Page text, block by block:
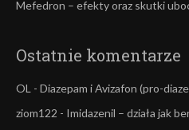
Mefedron – efekty oraz skutki
Ostatnie komentarze
OL - Diazepam i Avizafon (pro-
ziom122 - Imidazenil – działa jak